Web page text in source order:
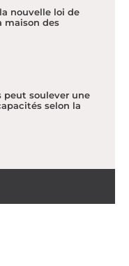
nouvelle loi de
maison des
peut soulever une
selon la